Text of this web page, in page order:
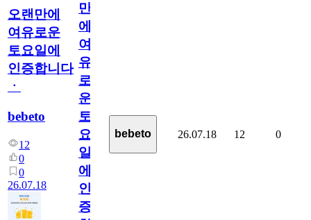
오랜만에
여유로운
토요일에
인증합니다
ㆍ
bebeto
12
0
0
26.07.18
만
에
여
유
로
운
토
요
일
에
인
증
bebeto 26.07.18 12 0